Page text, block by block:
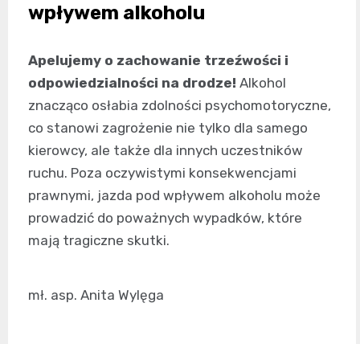
wpływem alkoholu
Apelujemy o zachowanie trzeźwości i
odpowiedzialności na drodze! Alkohol
znacząco osłabia zdolności psychomotoryczne,
co stanowi zagrożenie nie tylko dla samego
kierowcy, ale także dla innych uczestników
ruchu. Poza oczywistymi konsekwencjami
prawnymi, jazda pod wpływem alkoholu może
prowadzić do poważnych wypadków, które
mają tragiczne skutki.
mł. asp. Anita Wylęga